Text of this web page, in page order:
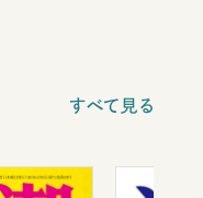
すべて見る